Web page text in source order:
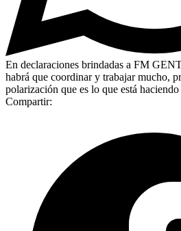
En declaraciones brindadas a FM
habrá que coordinar y trabajar mucho,
polarización que es lo que está
Compartir: